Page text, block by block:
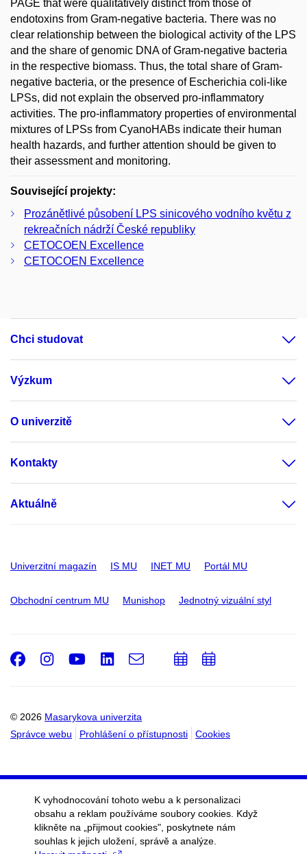
PAGE that were qualitatively distinct from those of
endotoxins from Gram-negative bacteria. There was no
clear relationship between the biological activity of the LPS
and the share of genomic DNA of Gram-negative bacteria
in the respective biomass. Thus, the total share of Gram-
negative bacteria, or the presence of Escherichia coli-like
LPSs, did not explain the observed pro-inflammatory
activities. The pro-inflammatory properties of environmental
mixtures of LPSs from CyanoHABs indicate their human
health hazards, and further attention should be given to
their assessment and monitoring.
Související projekty:
Prozánětlivé působení LPS sinicového vodního květu z
rekreačních nádrží České republiky
CETOCOEN Excellence
CETOCOEN Excellence
Chci studovat
Výzkum
O univerzitě
Kontakty
Aktuálně
Univerzitní magazín IS MU INET MU Portál MU
Obchodní centrum MU Munishop Jednotný vizuální styl
© 2026 Masarykova univerzita
Správce webu
Prohlášení o přístupnosti Cookies
Facebook
Instagram
Youtube
LinkedIn
e-
PřidatPřidat
K vyhodnocování tohoto webu a k personalizaci
obsahu a reklam používáme soubory cookies. Když
klikněte na „přijmout cookies", poskytnete nám
souhlas k jejich uložení, správě a analýze.